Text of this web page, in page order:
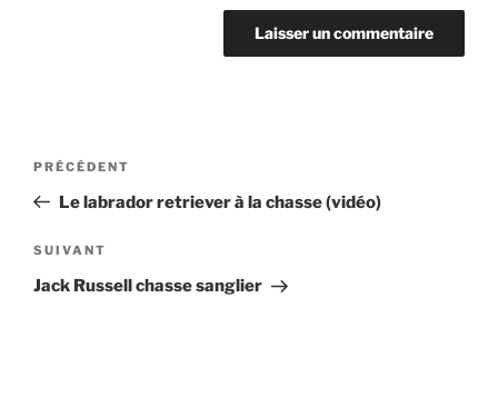
Navigation
l’article
Article
précédent
PRÉCÉDENT
Le labrador retriever à la chasse (vidéo)
Article
suivant
SUIVANT
Jack Russell chasse sanglier